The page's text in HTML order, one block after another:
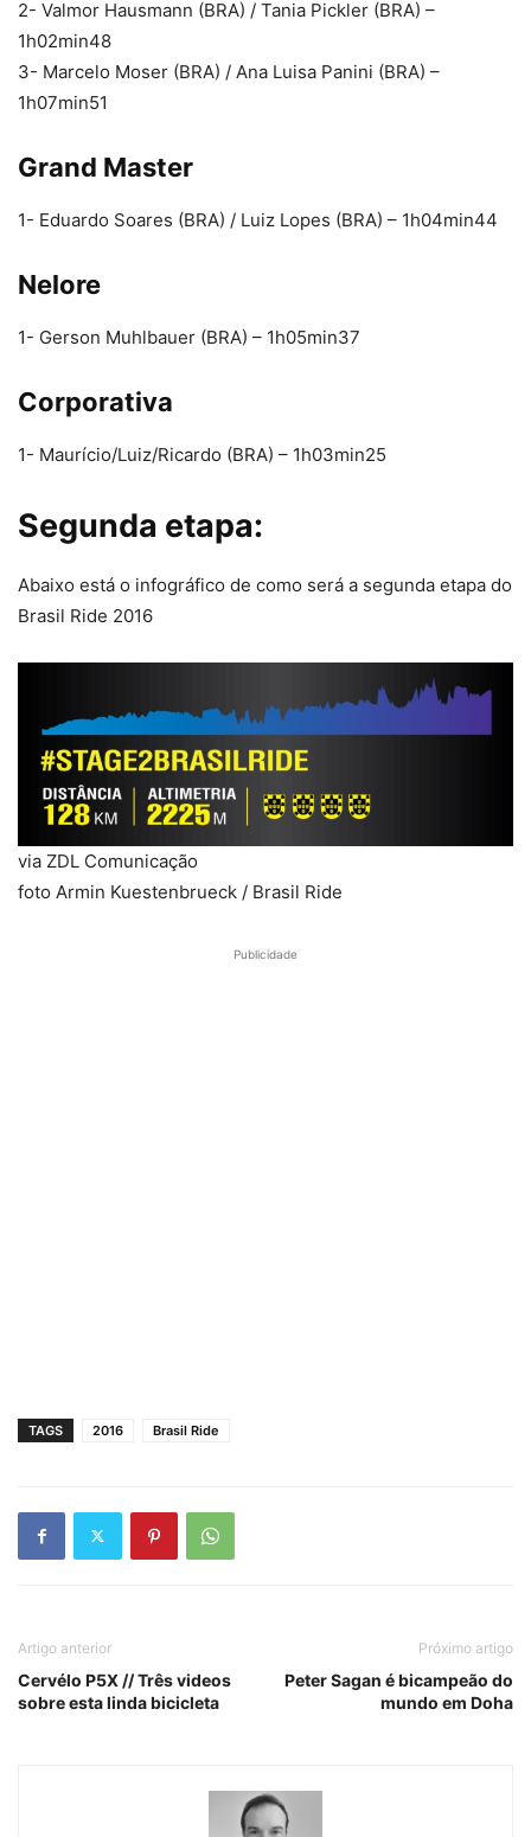
2- Valmor Hausmann (BRA) / Tania Pickler (BRA) –
1h02min48
3- Marcelo Moser (BRA) / Ana Luisa Panini (BRA) –
1h07min51
Grand Master
1- Eduardo Soares (BRA) / Luiz Lopes (BRA) – 1h04min44
Nelore
1- Gerson Muhlbauer (BRA) – 1h05min37
Corporativa
1- Maurício/Luiz/Ricardo (BRA) – 1h03min25
Segunda etapa:
Abaixo está o infográfico de como será a segunda etapa do
Brasil Ride 2016
via ZDL Comunicação
foto Armin Kuestenbrueck / Brasil Ride
Publicidade
TAGS 2016 Brasil Ride
Artigo anterior
Cervélo P5X // Três videos
sobre esta linda bicicleta
Próximo artigo
Peter Sagan é bicampeão do
mundo em Doha